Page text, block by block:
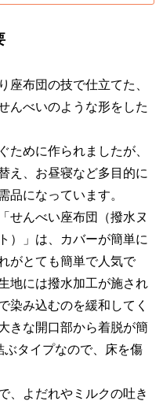
座布団の技で仕立てた、
んべいのような形をした
ために作られましたが、
え、お昼寝など多目的に
品になっています。
せんべい座布団（撥水ヌ
）」は、カバーが簡単に
がとても簡単で人気で
地には撥水加工が施され
染み込むのを緩和してく
きな開口部から着脱が簡
タイプなので、床を傷
、よだれやミルクの吐き